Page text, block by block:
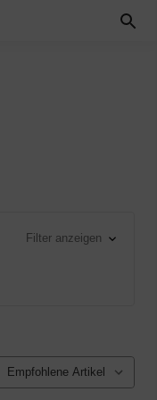
Filter anzeigen